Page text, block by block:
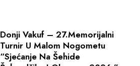
Donji Vakuf – 27.Memorijalni
Turnir U Malom Nogometu
“Sjećanje Na Šehide